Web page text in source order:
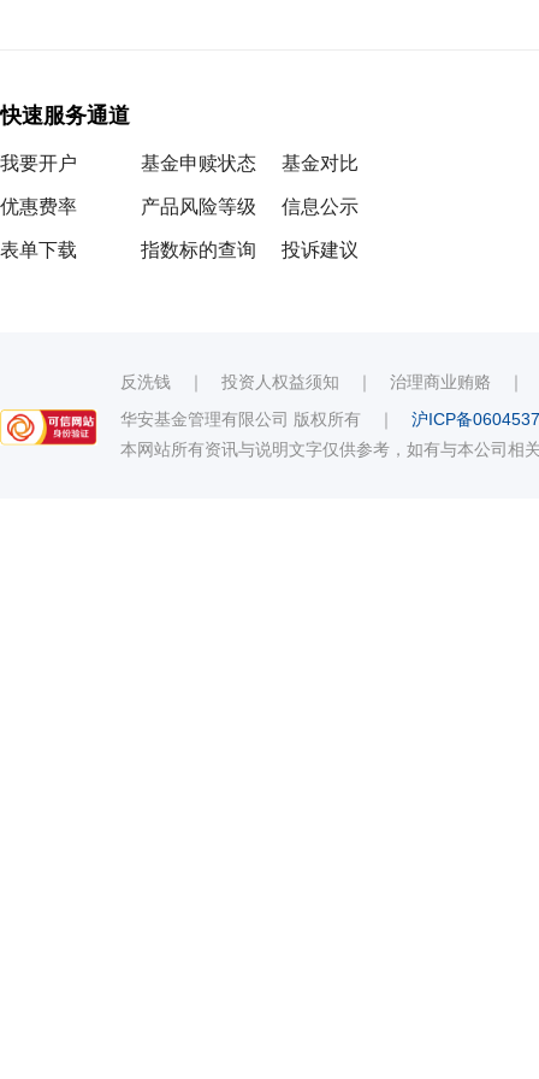
快速服务通道
我要开户
优惠费率
表单下载
基金申赎状态
产品风险等级
指数标的查询
基金对比
信息公示
投诉建议
反洗钱 ｜ 投资人权益须知 ｜ 治理商业贿赂
华安基金管理有限公司 版权所有 ｜ 沪ICP备
本网站所有资讯与说明文字仅供参考，如有与本公司相